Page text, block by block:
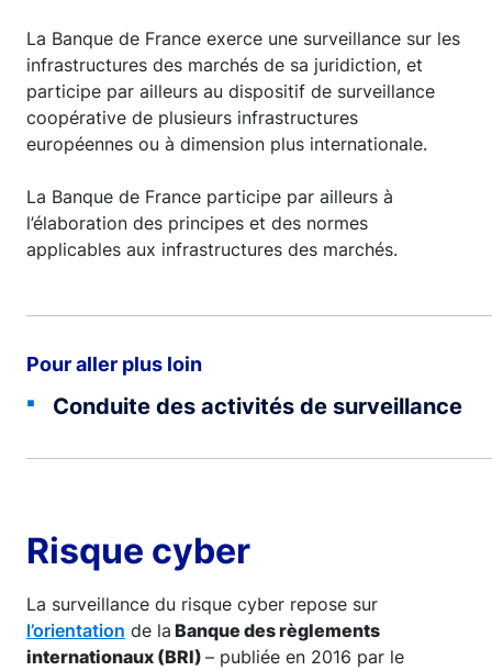
La Banque de France exerce une surveillance sur les
infrastructures des marchés de sa juridiction, et
participe par ailleurs au dispositif de surveillance
coopérative de plusieurs infrastructures
européennes ou à dimension plus internationale.
La Banque de France participe par ailleurs à
l’élaboration des principes et des normes
applicables aux infrastructures des marchés.
Pour aller plus loin
Conduite des activités de surveillance
Risque cyber
La surveillance du risque cyber repose sur
l’orientation de la Banque des règlements
internationaux (BRI) – publiée en 2016 par le